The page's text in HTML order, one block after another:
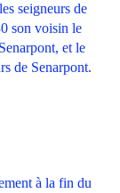
seigneurs de
son voisin le
et le
de Senarpont.
à la fin du